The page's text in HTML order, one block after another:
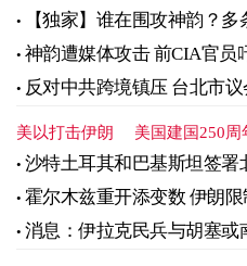
【独家】谁在围攻神韵？
神韵遭媒体攻击 前CIA官员
反对中共跨境镇压 台北市
美以打击伊朗 美国建国250周
沙特土耳其和巴基斯坦签署
霍尔木兹重开添变数 伊朗
消息：伊拉克民兵与胡塞或